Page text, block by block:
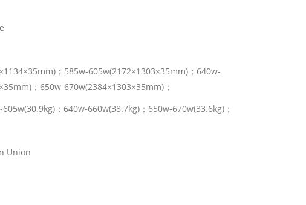
；585w-605w(2172×1303×35mm)；640w-
；650w-670w(2384×1303×35mm)；
；640w-660w(38.7kg)；650w-670w(33.6kg)；
Union